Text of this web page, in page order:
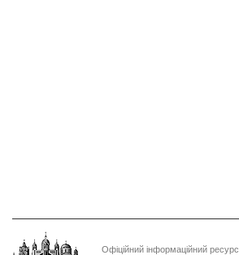
Офіційний інформаційний ресурс